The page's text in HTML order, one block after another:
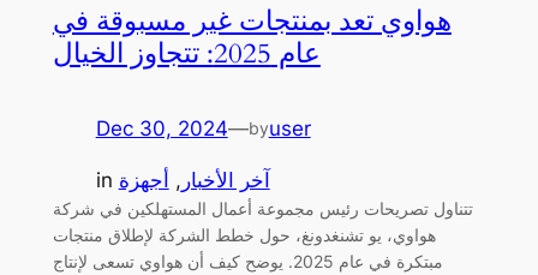
هواوي تعد بمنتجات غير مسبوقة في
عام 2025: تتجاوز الخيال
Dec 30, 2024—byuser
in آخر الأخبار , أجهزة
تتناول تصريحات رئيس مجموعة أعمال المستهلكين في شركة
هواوي، يو تشنغدونغ، حول خطط الشركة لإطلاق منتجات
مبتكرة في عام 2025. يوضح كيف أن هواوي تسعى لإنتاج